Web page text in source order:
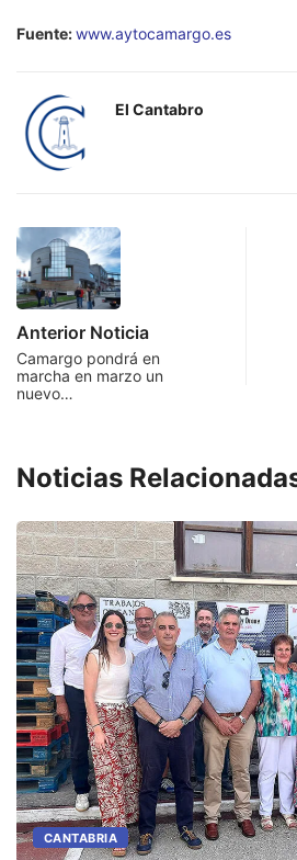
Fuente:www.aytocamargo.es
El Cantabro
Anterior Noticia
Camargo pondrá en
marcha en marzo un
nuevo…
Noticias
CANTABRIA